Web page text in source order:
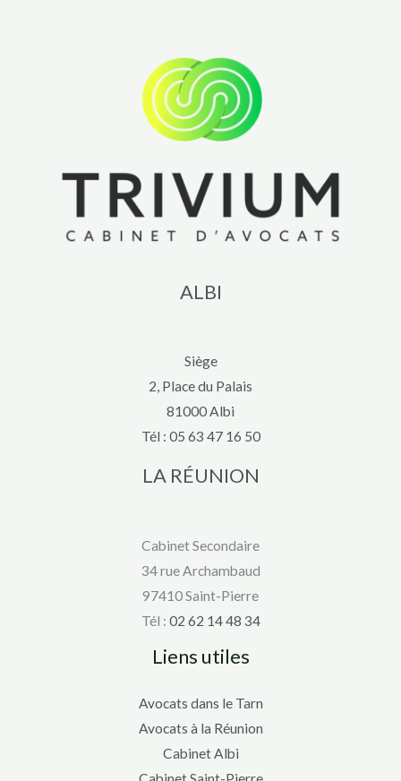
ALBI
Siège
2, Place du Palais
81000 Albi
Tél : 05 63 47 16 50
LA RÉUNION
Cabinet Secondaire
34 rue Archambaud
97410 Saint-Pierre
Tél : 02 62 14 48 34
Liens utiles
Avocats dans le Tarn
Avocats à la Réunion
Cabinet Albi